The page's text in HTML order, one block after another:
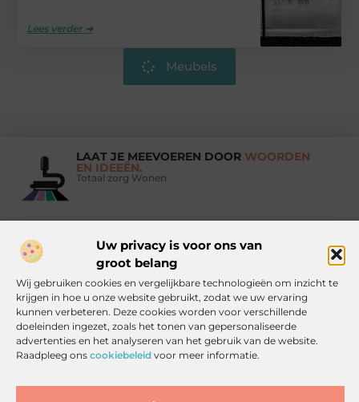
Uw privacy is voor ons van
groot belang
Wij gebruiken cookies en vergelijkbare technologieën om inzicht te
krijgen in hoe u onze website gebruikt, zodat we uw ervaring
kunnen verbeteren. Deze cookies worden voor verschillende
doeleinden ingezet, zoals het tonen van gepersonaliseerde
advertenties en het analyseren van het gebruik van de website.
Raadpleeg ons cookiebeleid voor meer informatie.
Lees verder ➜
Meubels
LAAT JE MEEVOEREN DOOR WOORDEN
EN IDEEËN.
Totaal zorg Wonen
Vind Ons Hier :
Beroemdheden Uit de Media Partners Over ons
Contact Artikel publiceren Website index
Inkomsten genereren met jouw website: haal alles uit je online platform